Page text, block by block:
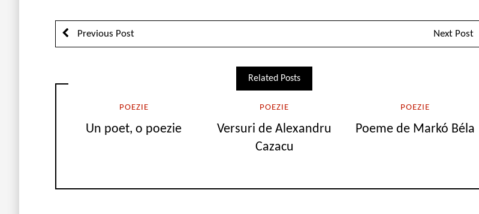
Previous Post Next Post
Related Posts
POEZIE
Un poet, o poezie
POEZIE
Versuri de Alexandru
Cazacu
POEZIE
Poeme de Markó Béla